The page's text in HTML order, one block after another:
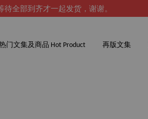
全部到齐才一起发货，谢谢。
门文集及商品 Hot Product 再版文集